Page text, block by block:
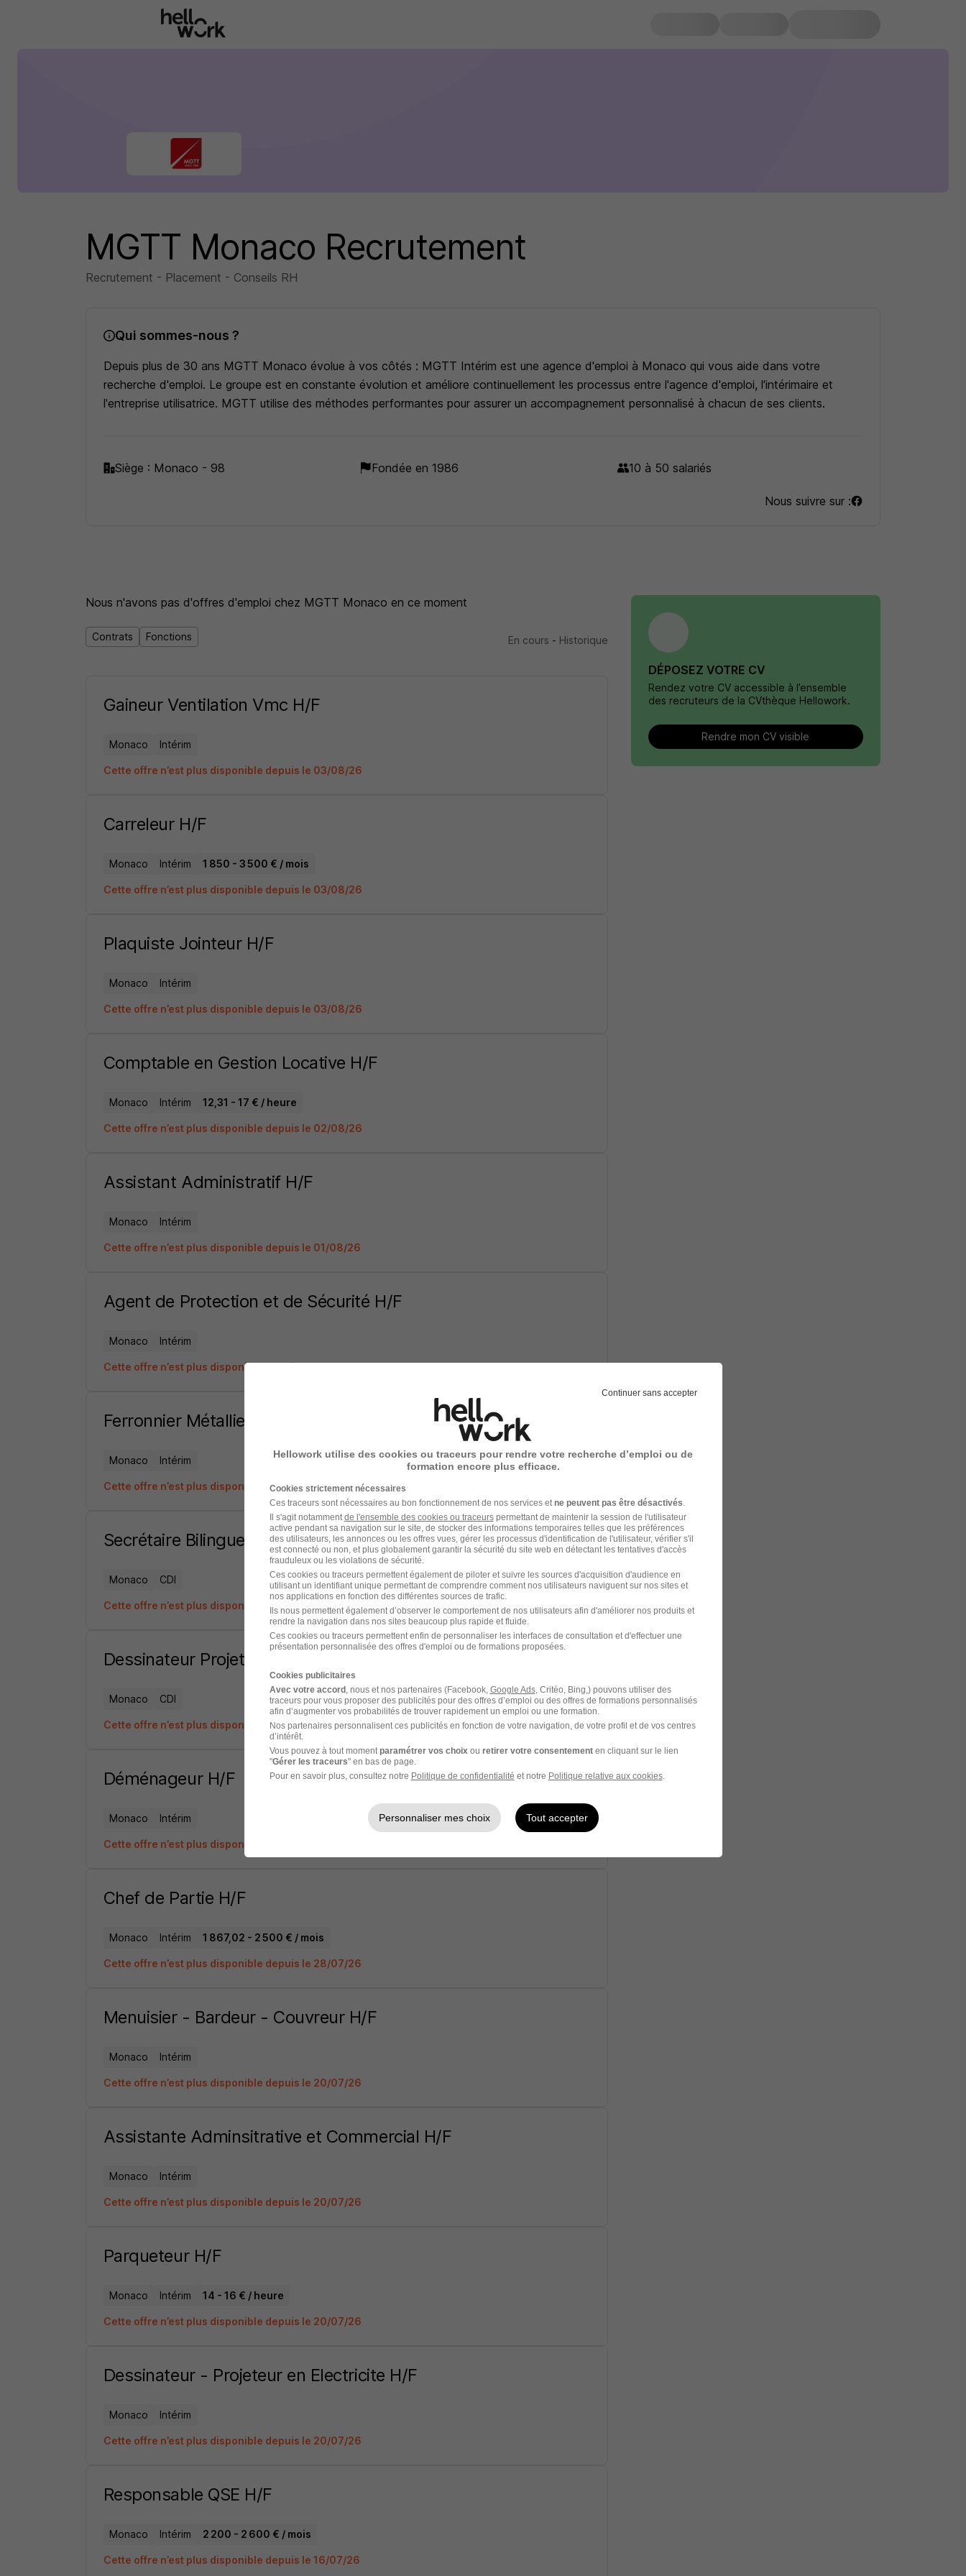
MGTT Monaco Recrutement
Recrutement - Placement - Conseils RH
Qui sommes-nous ?
Depuis plus de 30 ans MGTT Monaco évolue à vos côtés : MGTT Intérim est une agence d'emploi à Monaco qui vous aide dans votre
recherche d'emploi. Le groupe est en constante évolution et améliore continuellement les processus entre l'agence d'emploi, l'intérimaire et
l'entreprise utilisatrice. MGTT utilise des méthodes performantes pour assurer un accompagnement personnalisé à chacun de ses clients.
Siège : Monaco - 98 Fondée en 1986 10 à 50 salariés
Nous suivre sur :
Nous n'avons pas d'offres d'emploi chez MGTT Monaco en ce moment
Contrats Fonctions En cours - Historique
Gaineur Ventilation Vmc H/F
Monaco Intérim
Cette offre n’est plus disponible depuis le 03/08/26
Carreleur H/F
Monaco Intérim 1 850 - 3 500 € / mois
Cette offre n’est plus disponible depuis le 03/08/26
Plaquiste Jointeur H/F
Monaco Intérim
Cette offre n’est plus disponible depuis le 03/08/26
Comptable en Gestion Locative H/F
Monaco Intérim 12,31 - 17 € / heure
Cette offre n’est plus disponible depuis le 02/08/26
Assistant Administratif H/F
Monaco Intérim
Cette offre n’est plus disponible depuis le 01/08/26
Agent de Protection et de Sécurité H/F
Monaco Intérim
Cette offre n’est plus disponible depuis le 01/08/26
Ferronnier Métallier H/F
Monaco Intérim
Cette offre n’est plus disponible depuis le 29/07/26
Secrétaire Bilingue Italien - Anglais H/F
Monaco CDI
Cette offre n’est plus disponible depuis le 29/07/26
Dessinateur Projeteur en Électricité H/F
Monaco CDI
Cette offre n’est plus disponible depuis le 29/07/26
Déménageur H/F
Monaco Intérim
Cette offre n’est plus disponible depuis le 29/07/26
Chef de Partie H/F
Monaco Intérim 1 867,02 - 2 500 € / mois
Cette offre n’est plus disponible depuis le 28/07/26
Menuisier - Bardeur - Couvreur H/F
Monaco Intérim
Cette offre n’est plus disponible depuis le 20/07/26
Assistante Adminsitrative et Commercial H/F
Monaco Intérim
Cette offre n’est plus disponible depuis le 20/07/26
Parqueteur H/F
Monaco Intérim 14 - 16 € / heure
Cette offre n’est plus disponible depuis le 20/07/26
Dessinateur - Projeteur en Electricite H/F
Monaco Intérim
Cette offre n’est plus disponible depuis le 20/07/26
Responsable QSE H/F
Monaco Intérim 2 200 - 2 600 € / mois
Cette offre n’est plus disponible depuis le 16/07/26
DÉPOSEZ VOTRE CV
Rendez votre CV accessible à l’ensemble
des recruteurs de la CVthèque Hellowork.
Rendre mon CV visible
Continuer sans accepter
Hellowork utilise des cookies ou traceurs pour rendre votre recherche d’emploi ou de
formation encore plus efficace.
Cookies strictement nécessaires
Ces traceurs sont nécessaires au bon fonctionnement de nos services et ne peuvent pas être désactivés
Il s'agit notamment de l'ensemble des cookies ou traceurspermettant de maintenir la session de l'utilisateur
active pendant sa navigation sur le site, de stocker des informations temporaires telles que les préférences
des utilisateurs, les annonces ou les offres vues, gérer les processus d'identification de l'utilisateur, vérifier s'il
est connecté ou non, et plus globalement garantir la sécurité du site web en détectant les tentatives d'accès
frauduleux ou les violations de sécurité.
Ces cookies ou traceurs permettent également de piloter et suivre les sources d'acquisition d'audience en
utilisant un identifiant unique permettant de comprendre comment nos utilisateurs naviguent sur nos sites et
nos applications en fonction des différentes sources de trafic.
Ils nous permettent également d’observer le comportement de nos utilisateurs afin d'améliorer nos produits et
rendre la navigation dans nos sites beaucoup plus rapide et fluide.
Ces cookies ou traceurs permettent enfin de personnaliser les interfaces de consultation et d'effectuer une
présentation personnalisée des offres d'emploi ou de formations proposées.
Cookies publicitaires
Avec votre accord, nous et nos partenaires (Facebook, Google Ads, Critéo, Bing,) pouvons utiliser des
traceurs pour vous proposer des publicités pour des offres d’emploi ou des offres de formations personnalisés
afin d’augmenter vos probabilités de trouver rapidement un emploi ou une formation.
Nos partenaires personnalisent ces publicités en fonction de votre navigation, de votre profil et de vos centres
d’intérêt.
Vous pouvez à tout moment paramétrer vos choix ou retirer votre consentementen cliquant sur le lien
"Gérer les traceurs" en bas de page.
Pour en savoir plus, consultez notre Politique de confidentialité et notre Politique relative aux cookies.
Personnaliser mes choix Tout accepter